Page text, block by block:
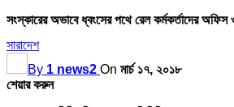
সংস্কারের অভাবে ধ্বংসের পথে রেল কর্মকর্তাদের অফিস
সারাদেশ
By 1 news2 On মার্চ ১৭, ২০১৮
শেয়ার করুন